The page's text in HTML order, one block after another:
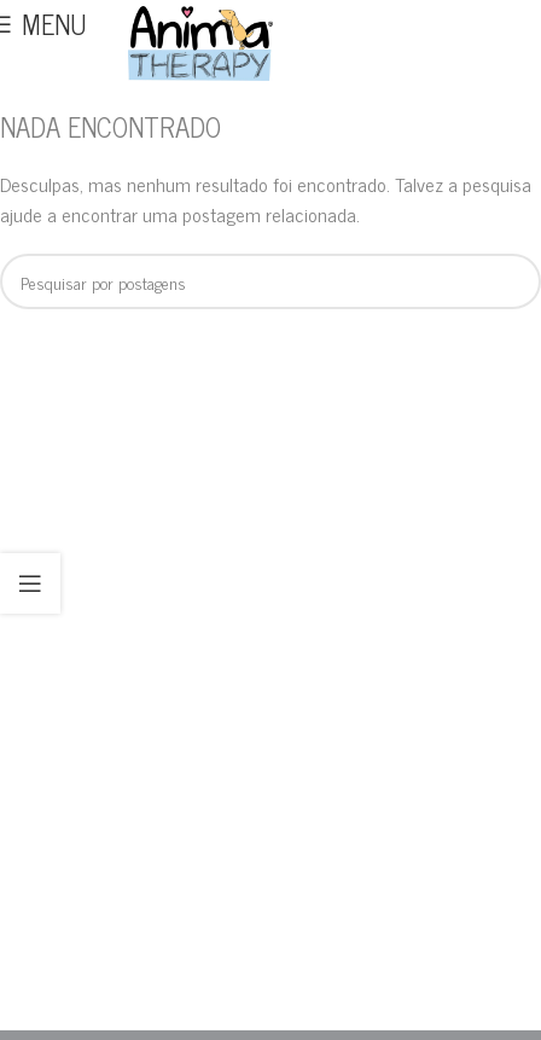
MENU
NADA ENCONTRADO
Desculpas, mas nenhum resultado foi encontrado. Talvez a pesquisa
ajude a encontrar uma postagem relacionada.